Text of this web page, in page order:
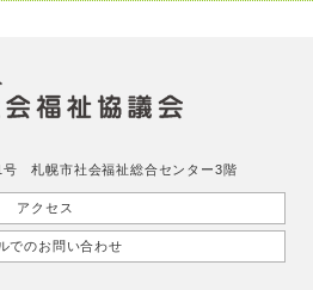
号 札幌市社会福祉総合センター3階
アクセス
でのお問い合わせ